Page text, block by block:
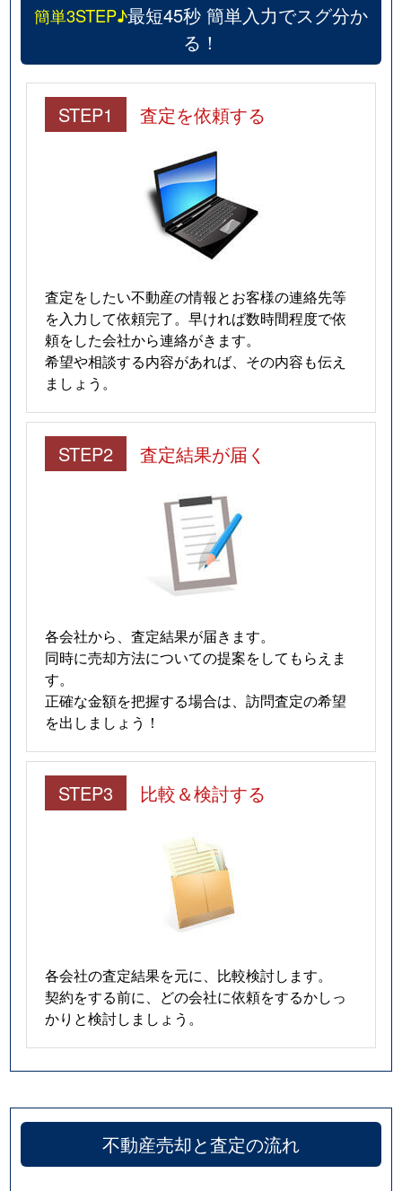
簡単3STEP♪最短45秒 簡単入力でスグ分か
る！
STEP1 査定を依頼する
査定をしたい不動産の情報とお客様の連絡先等
を入力して依頼完了。早ければ数時間程度で依
頼をした会社から連絡がきます。
希望や相談する内容があれば、その内容も伝え
ましょう。
STEP2 査定結果が届く
各会社から、査定結果が届きます。
同時に売却方法についての提案をしてもらえま
す。
正確な金額を把握する場合は、訪問査定の希望
を出しましょう！
STEP3 比較＆検討する
各会社の査定結果を元に、比較検討します。
契約をする前に、どの会社に依頼をするかしっ
かりと検討しましょう。
不動産売却と査定の流れ